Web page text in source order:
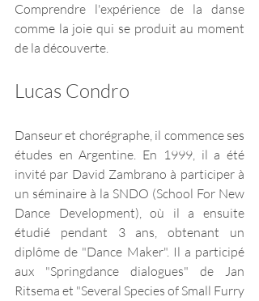
Comprendre l'expérience de la danse
comme la joie qui se produit au moment
de la découverte.
Lucas Condro
Danseur et chorégraphe, il commence ses
études en Argentine. En 1999, il a été
invité par David Zambrano à participer à
un séminaire à la SNDO (School For New
Dance Development), où il a ensuite
étudié pendant 3 ans, obtenant un
diplôme de "Dance Maker". Il a participé
aux "Springdance dialogues" de Jan
Ritsema et "Several Species of Small Furry